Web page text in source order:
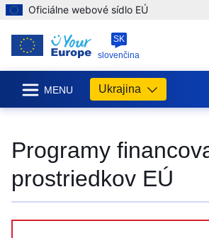
Oficiálne webové sídlo EÚ
SK
slovenčina
MENU Ukrajina
Programy
prostriedkov EÚ